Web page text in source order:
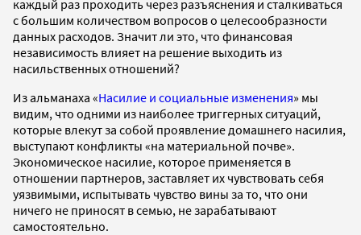
каждый раз проходить через разъяснения и сталкиваться
с большим количеством вопросов о целесообразности
данных расходов. Значит ли это, что финансовая
независимость влияет на решение выходить из
насильственных отношений?
Из альманаха «Насилие и социальные изменения» мы
видим, что одними из наиболее триггерных ситуаций,
которые влекут за собой проявление домашнего насилия,
выступают конфликты «на материальной почве».
Экономическое насилие, которое применяется в
отношении партнеров, заставляет их чувствовать себя
уязвимыми, испытывать чувство вины за то, что они
ничего не приносят в семью, не зарабатывают
самостоятельно.